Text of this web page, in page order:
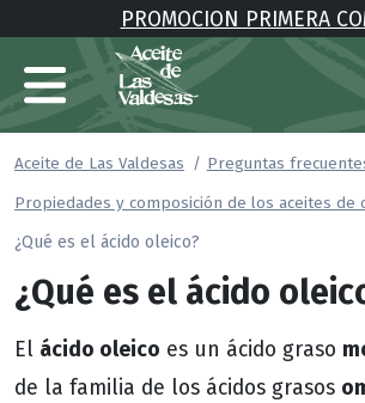
PROMOCION PRIMERA
Aceite de Las Valdesas
Preguntas
Propiedades y composición de los aceites de
¿Qué es el ácido oleico?
¿Qué es el ácido
El ácido oleico es un ácido graso
de la familia de los ácidos grasos